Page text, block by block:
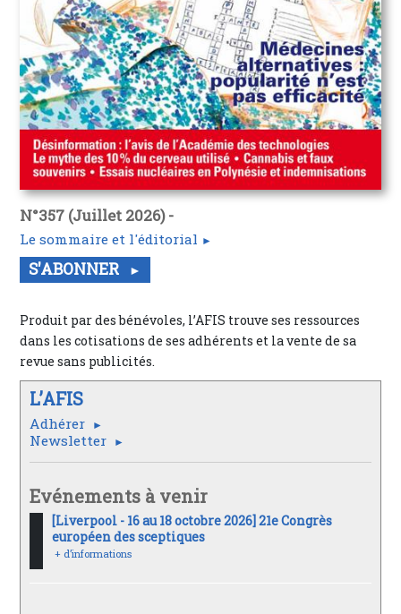
N°357 (Juillet 2026) -
Le sommaire et l'éditorial
S'ABONNER
Produit par des bénévoles, l’AFIS trouve ses ressources
dans les cotisations de ses adhérents et la vente de sa
revue sans publicités.
L’AFIS
Adhérer
Newsletter
Evénements à venir
[Liverpool - 16 au 18 octobre 2026] 21e Congrès
européen des sceptiques
+ d’informations